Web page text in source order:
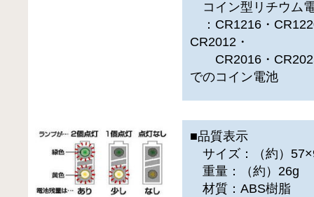
コイン型リチウム
：CR1216・
CR2012・
CR2016・
でのコイン電池
■品質表示
サイズ：（約）
重量：（約）26g
材質：ABS樹脂